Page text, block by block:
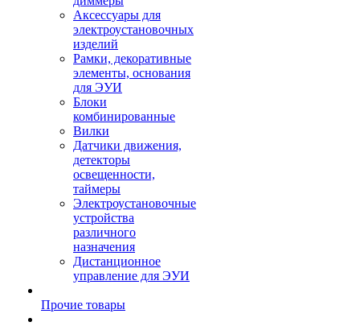
Аксессуары для
электроустановочных
изделий
Рамки, декоративные
элементы, основания
для ЭУИ
Блоки
комбинированные
Вилки
Датчики движения,
детекторы
освещенности,
таймеры
Электроустановочные
устройства
различного
назначения
Дистанционное
управление для ЭУИ
Прочие товары